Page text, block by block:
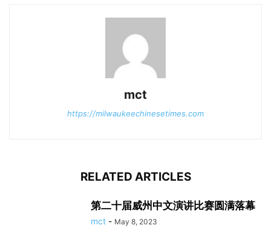
mct
https://milwaukeechinesetimes.com
RELATED ARTICLES
第二十届威州中文演讲比赛圆满落幕
mct - May 8, 2023